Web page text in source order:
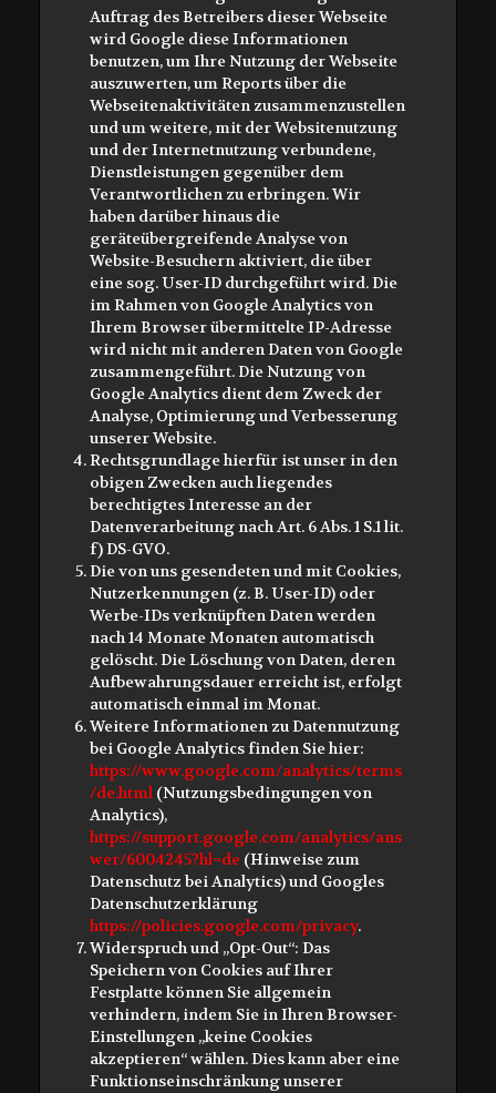
Auftrag des Betreibers dieser Webseite
wird Google diese Informationen
benutzen, um Ihre Nutzung der Webseite
auszuwerten, um Reports über die
Webseitenaktivitäten zusammenzustellen
und um weitere, mit der Websitenutzung
und der Internetnutzung verbundene,
Dienstleistungen gegenüber dem
Verantwortlichen zu erbringen. Wir
haben darüber hinaus die
geräteübergreifende Analyse von
Website-Besuchern aktiviert, die über
eine sog. User-ID durchgeführt wird. Die
im Rahmen von Google Analytics von
Ihrem Browser übermittelte IP-Adresse
wird nicht mit anderen Daten von Google
zusammengeführt. Die Nutzung von
Google Analytics dient dem Zweck der
Analyse, Optimierung und Verbesserung
unserer Website.
Rechtsgrundlage hierfür ist unser in den
obigen Zwecken auch liegendes
berechtigtes Interesse an der
Datenverarbeitung nach Art. 6 Abs. 1 S.1 lit.
f) DS-GVO.
Die von uns gesendeten und mit Cookies,
Nutzerkennungen (z. B. User-ID) oder
Werbe-IDs verknüpften Daten werden
nach 14 Monate Monaten automatisch
gelöscht. Die Löschung von Daten, deren
Aufbewahrungsdauer erreicht ist, erfolgt
automatisch einmal im Monat.
Weitere Informationen zu Datennutzung
bei Google Analytics finden Sie hier:
https://www.google.com/analytics/terms
/de.html (Nutzungsbedingungen von
Analytics),
https://support.google.com/analytics/ans
wer/6004245?hl=de (Hinweise zum
Datenschutz bei Analytics) und Googles
Datenschutzerklärung
https://policies.google.com/privacy.
Widerspruch und „Opt-Out“: Das
Speichern von Cookies auf Ihrer
Festplatte können Sie allgemein
verhindern, indem Sie in Ihren Browser-
Einstellungen „keine Cookies
akzeptieren“ wählen. Dies kann aber eine
Funktionseinschränkung unserer